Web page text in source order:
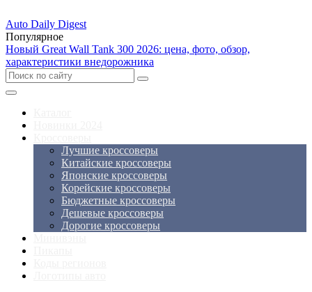
Auto Daily Digest
Популярное
Новый Great Wall Tank 300 2026: цена, фото, обзор,
характеристики внедорожника
Лучшие кроссоверы
Китайские кроссоверы
Японские кроссоверы
Корейские кроссоверы
Бюджетные кроссоверы
Дешевые кроссоверы
Дорогие кроссоверы